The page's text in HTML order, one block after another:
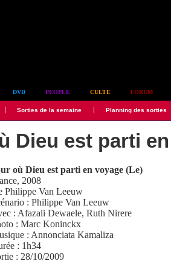
DVD PEOPLE CULTE FORUM
Sorties de la semaine Planning des sorties
Dieu est parti
où Dieu est parti en voyage (Le)
2008
Philippe Van Leeuw
:Philippe Van Leeuw
: Afazali Dewaele,Ruth Nirere
:Marc Koninckx
: Annonciata Kamaliza
: 1h34
: 28/10/2009